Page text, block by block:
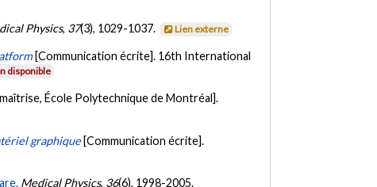
Physics, 37(3), 1029-1037. Lien externe
[Communication écrite]. 16th International
disponible
École Polytechnique de Montréal].
graphique [Communication écrite].
Medical Physics, 36(6), 1998-2005.